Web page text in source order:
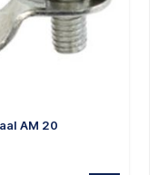
AM 20